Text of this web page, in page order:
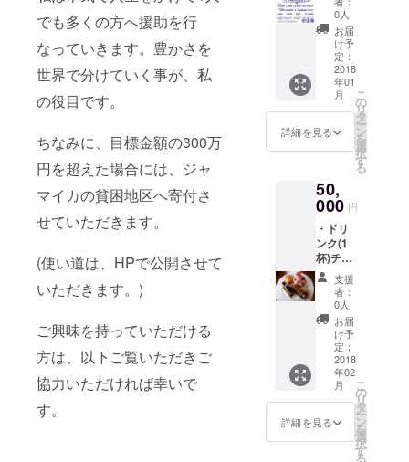
でも多くの方へ援助を行
なっていきます。豊かさを
世界で分けていく事が、私
の役目です。
ちなみに、目標金額の300万
円を超えた場合には、ジャ
マイカの貧困地区へ寄付さ
せていただきます。
(使い道は、HPで公開させて
いただきます。)
ご興味を持っていただける
方は、以下ご覧いただきご
協力いただければ幸いで
す。
貨など)
をお送
り致し
ます。
(5,000
円相当)
letterを
お送り
致しま
す。 ・
Lounge
でお出
しして
いる
コー
ヒー豆
よりブ
レンド
やシン
グルオ
リジ
ン、焙
煎度合
いが異
なりま
すが、
一番ベ
ストな
お届け
致しま
タッフ
として
体験
(コー
ヒー、
ジャマ
イカ料
理のス
・休日
時(平日
程度)店
舗貸出
・
Thank
you
letterを
お送り
致しま
す。 ・
Lounge
でお出
しする
コー
ステッ
カー10
リジナ
ルミッ
クス
CD(Reg
gae)(プ
ロのサ
ウンド
月1回制
作×6ヶ
月 ・希
望の方
に店内
へご希
望の写
真を掲
タッフ
として
体験
(コー
ヒー、
ジャマ
イカ料
理のス
0人
お届
け予
定：
2018
年01
月
詳細を見る
こ
の
リ
タ
ー
ン
を
選
択
す
る
50,
000 円
・ドリ
ンク(1
杯)チ
ケット
10枚 ・
ステッ
カー10
リジナ
ルミッ
クス
CD(Reg
gae)(プ
ロのサ
ウンド
支援
者：
0人
お届
け予
定：
2018
年02
月
詳細を見る
こ
の
リ
タ
ー
ン
を
選
択
す
る